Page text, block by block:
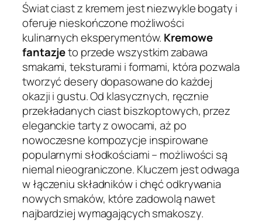
Świat ciast z kremem jest niezwykle bogaty i
oferuje nieskończone możliwości
kulinarnych eksperymentów. Kremowe
fantazjeto przede wszystkim zabawa
smakami, teksturami i formami, która pozwala
tworzyć desery dopasowane do każdej
okazji i gustu. Od klasycznych, ręcznie
przekładanych ciast biszkoptowych, przez
eleganckie tarty z owocami, aż po
nowoczesne kompozycje inspirowane
popularnymi słodkościami – możliwości są
niemal nieograniczone. Kluczem jest odwaga
w łączeniu składników i chęć odkrywania
nowych smaków, które zadowolą nawet
najbardziej wymagających smakoszy.